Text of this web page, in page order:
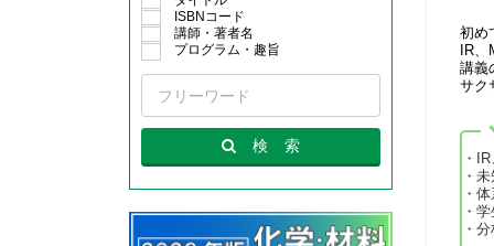
初め
IR
講義
サク
・
・
・
・
・
ISBNコード
講師・著者名
プログラム・趣旨
検 索